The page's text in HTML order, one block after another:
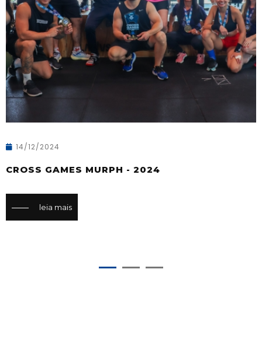
14/12/2024
CROSS GAMES MURPH - 2024
leia mais